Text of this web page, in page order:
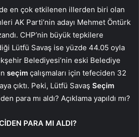
en çok etkilenen illerden biri olan
AK Parti’nin adayı Mehmet Öntürk
CHP’nin büyük tepkilere
Lütfü Savaş ise yüzde 44.05 oyla
Belediyesi’nin eski Belediye
seçim çalışmaları için tefeciden 32
çıktı. Peki, Lütfü Savaş Seçim
para mı aldı? Açıklama yapıldı mı?
PARA MI ALDI?